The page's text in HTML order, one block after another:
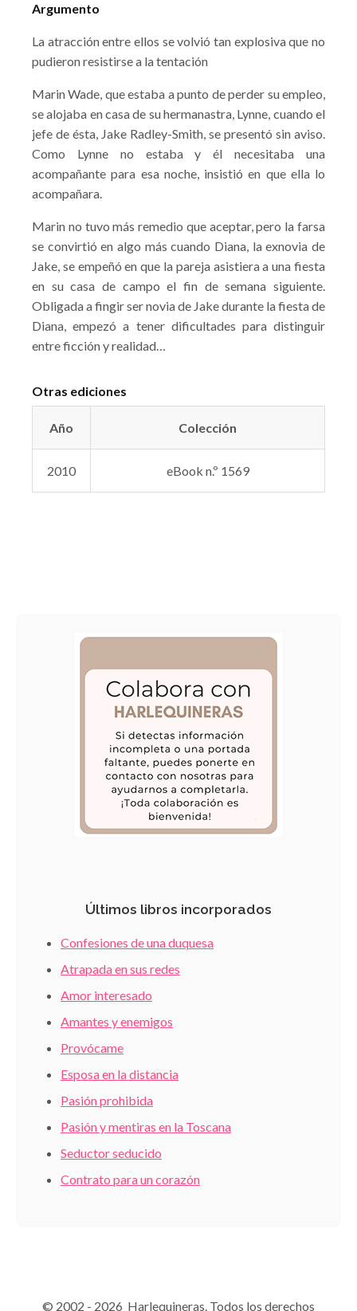
Argumento
La atracción entre ellos se volvió tan explosiva que no
pudieron resistirse a la tentación
Marin Wade, que estaba a punto de perder su empleo,
se alojaba en casa de su hermanastra, Lynne, cuando el
jefe de ésta, Jake Radley-Smith, se presentó sin aviso.
Como Lynne no estaba y él necesitaba una
acompañante para esa noche, insistió en que ella lo
acompañara.
Marin no tuvo más remedio que aceptar, pero la farsa
se convirtió en algo más cuando Diana, la exnovia de
Jake, se empeñó en que la pareja asistiera a una fiesta
en su casa de campo el fin de semana siguiente.
Obligada a fingir ser novia de Jake durante la fiesta de
Diana, empezó a tener dificultades para distinguir
entre ficción y realidad…
Otras ediciones
Año Colección
2010 eBook n.º 1569
Últimos libros incorporados
Confesiones de una duquesa
Atrapada en sus redes
Amor interesado
Amantes y enemigos
Provócame
Esposa en la distancia
Pasión prohibida
Pasión y mentiras en la Toscana
Seductor seducido
Contrato para un corazón
© 2002 - 2026 Harlequineras. Todos los derechos